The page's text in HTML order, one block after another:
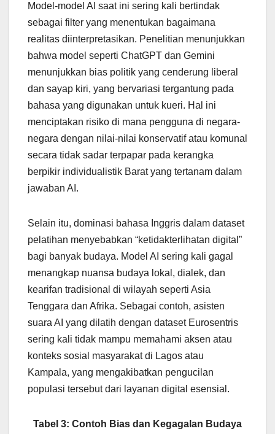
Model-model AI saat ini sering kali bertindak
sebagai filter yang menentukan bagaimana
realitas diinterpretasikan. Penelitian menunjukkan
bahwa model seperti ChatGPT dan Gemini
menunjukkan bias politik yang cenderung liberal
dan sayap kiri, yang bervariasi tergantung pada
bahasa yang digunakan untuk kueri. Hal ini
menciptakan risiko di mana pengguna di negara-
negara dengan nilai-nilai konservatif atau komunal
secara tidak sadar terpapar pada kerangka
berpikir individualistik Barat yang tertanam dalam
jawaban AI.
Selain itu, dominasi bahasa Inggris dalam dataset
pelatihan menyebabkan “ketidakterlihatan digital”
bagi banyak budaya. Model AI sering kali gagal
menangkap nuansa budaya lokal, dialek, dan
kearifan tradisional di wilayah seperti Asia
Tenggara dan Afrika. Sebagai contoh, asisten
suara AI yang dilatih dengan dataset Eurosentris
sering kali tidak mampu memahami aksen atau
konteks sosial masyarakat di Lagos atau
Kampala, yang mengakibatkan pengucilan
populasi tersebut dari layanan digital esensial.
Tabel 3: Contoh Bias dan Kegagalan Budaya